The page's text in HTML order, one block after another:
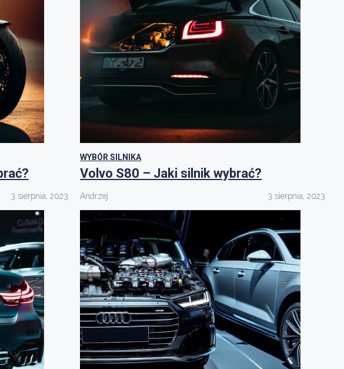
3 sierpnia, 2023
WYBÓR SILNIKA
Volvo S80 – Jaki silnik wybrać?
Andrzej 3 sierpnia, 2023